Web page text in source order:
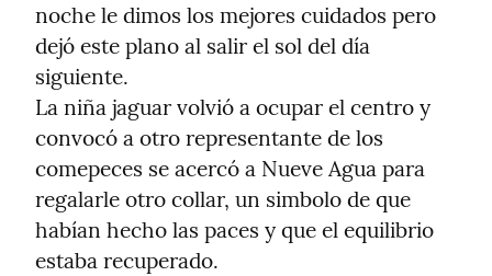
noche le dimos los mejores cuidados pero
dejó este plano al salir el sol del día
siguiente.
La niña jaguar volvió a ocupar el centro y
convocó a otro representante de los
comepeces se acercó a Nueve Agua para
regalarle otro collar, un simbolo de que
habían hecho las paces y que el equilibrio
estaba recuperado.